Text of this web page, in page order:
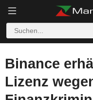
Binance
Lizenz